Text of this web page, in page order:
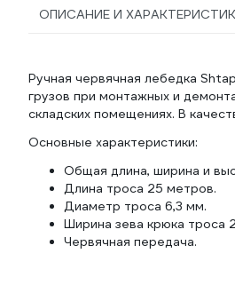
ОПИСАНИЕ И
Ручная червячная лебедка
грузов при монтажных и
складских помещениях. В
Основные характеристики:
Общая длина, ширина и
Длина троса 25 метров.
Диаметр троса 6,3 мм.
Ширина зева крюка троса
Червячная передача.